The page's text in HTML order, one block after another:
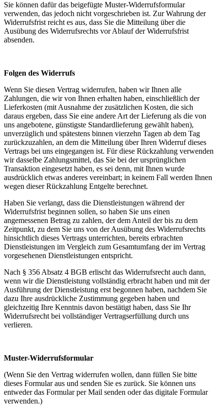
Sie können dafür das beigefügte Muster-Widerrufsformular
verwenden, das jedoch nicht vorgeschrieben ist. Zur Wahrung der
Widerrufsfrist reicht es aus, dass Sie die Mitteilung über die
Ausübung des Widerrufsrechts vor Ablauf der Widerrufsfrist
absenden.
Folgen des Widerrufs
Wenn Sie diesen Vertrag widerrufen, haben wir Ihnen alle
Zahlungen, die wir von Ihnen erhalten haben, einschließlich der
Lieferkosten (mit Ausnahme der zusätzlichen Kosten, die sich
daraus ergeben, dass Sie eine andere Art der Lieferung als die von
uns angebotene, günstigste Standardlieferung gewählt haben),
unverzüglich und spätestens binnen vierzehn Tagen ab dem Tag
zurückzuzahlen, an dem die Mitteilung über Ihren Widerruf dieses
Vertrags bei uns eingegangen ist. Für diese Rückzahlung verwenden
wir dasselbe Zahlungsmittel, das Sie bei der ursprünglichen
Transaktion eingesetzt haben, es sei denn, mit Ihnen wurde
ausdrücklich etwas anderes vereinbart; in keinem Fall werden Ihnen
wegen dieser Rückzahlung Entgelte berechnet.
Haben Sie verlangt, dass die Dienstleistungen während der
Widerrufsfrist beginnen sollen, so haben Sie uns einen
angemessenen Betrag zu zahlen, der dem Anteil der bis zu dem
Zeitpunkt, zu dem Sie uns von der Ausübung des Widerrufsrechts
hinsichtlich dieses Vertrags unterrichten, bereits erbrachten
Dienstleistungen im Vergleich zum Gesamtumfang der im Vertrag
vorgesehenen Dienstleistungen entspricht.
Nach § 356 Absatz 4 BGB erlischt das Widerrufsrecht auch dann,
wenn wir die Dienstleistung vollständig erbracht haben und mit der
Ausführung der Dienstleistung erst begonnen haben, nachdem Sie
dazu Ihre ausdrückliche Zustimmung gegeben haben und
gleichzeitig Ihre Kenntnis davon bestätigt haben, dass Sie Ihr
Widerrufsrecht bei vollständiger Vertragserfüllung durch uns
verlieren.
Muster-Widerrufsformular
(Wenn Sie den Vertrag widerrufen wollen, dann füllen Sie bitte
dieses Formular aus und senden Sie es zurück. Sie können uns
entweder das Formular per Mail senden oder das digitale Formular
verwenden.)